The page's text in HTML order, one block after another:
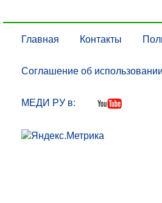
Главная Контакты
Соглашение об использовании
МЕДИ РУ в: